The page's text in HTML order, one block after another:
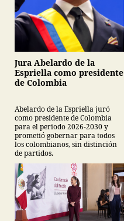
Jura Abelardo de la
Espriella como presidente
de Colombia
Abelardo de la Espriella juró
como presidente de Colombia
para el periodo 2026-2030 y
prometió gobernar para todos
los colombianos, sin distinción
de partidos.